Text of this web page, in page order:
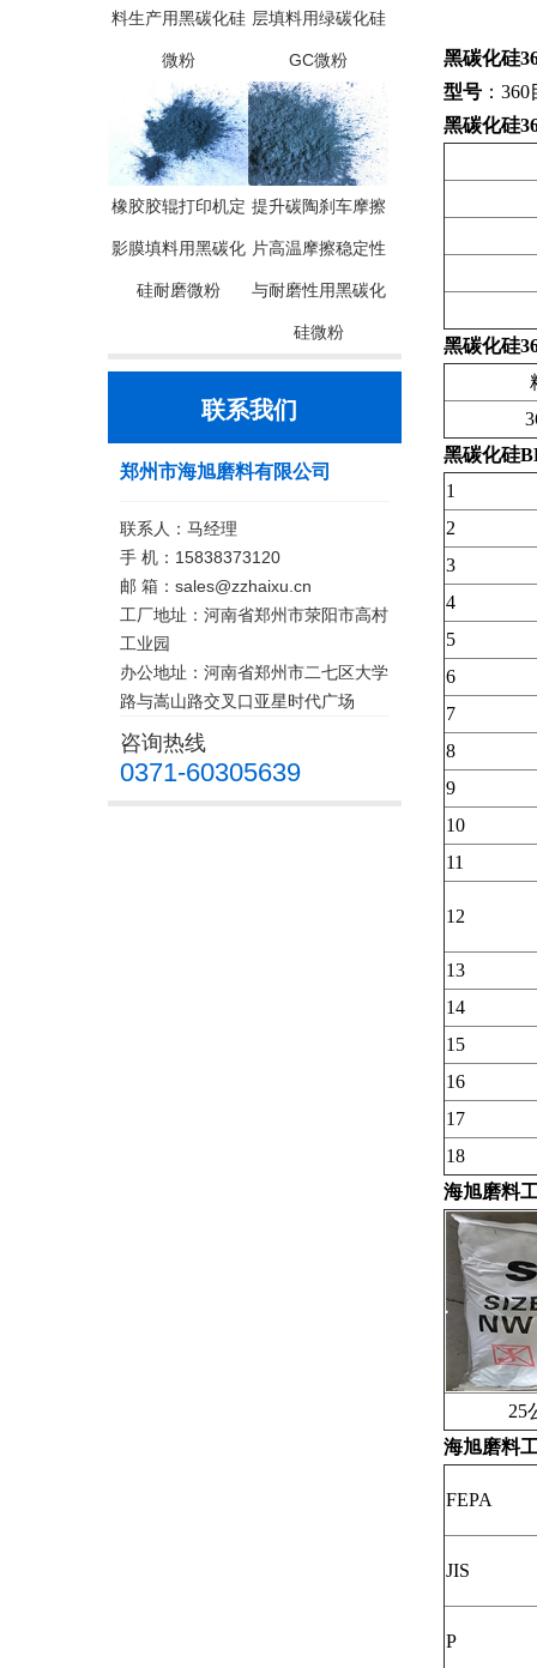
料生产用黑碳化硅
微粉
层填料用绿碳化硅
GC微粉
橡胶胶辊打印机定
影膜填料用黑碳化
硅耐磨微粉
提升碳陶刹车摩擦
片高温摩擦稳定性
与耐磨性用黑碳化
硅微粉
联系我们
郑州市海旭磨料有限公司
联系人：马经理
手 机：15838373120
邮 箱：sales@zzhaixu.cn
工厂地址：河南省郑州市荥阳市高村
工业园
办公地址：河南省郑州市二七区大学
路与嵩山路交叉口亚星时代广场
咨询热线
0371-60305639
黑碳化硅
型号 ：
黑碳化硅
黑碳化硅
黑碳化硅
1
2
3
4
5
6
7
8
9
10
11
12
13
14
15
16
17
18
海旭磨料
25公
海旭磨料
FEPA
JIS
P